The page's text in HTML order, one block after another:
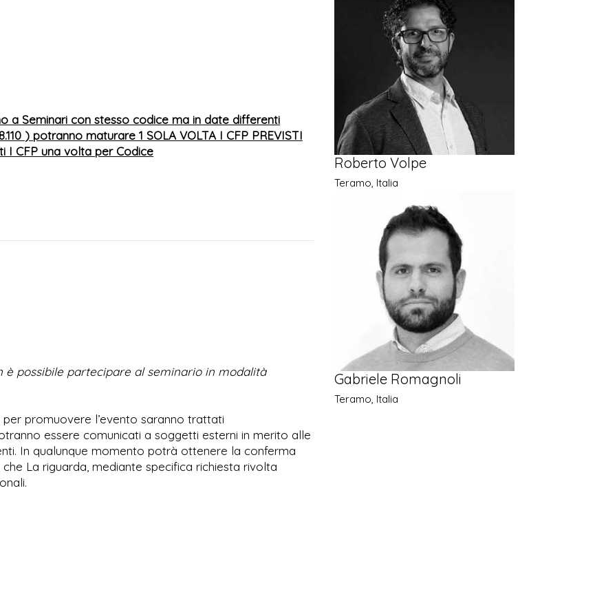
a Seminari con stesso codice ma in date differenti
) potranno maturare 1 SOLA VOLTA I CFP PREVISTI
I CFP una volta per Codice
possibile partecipare al seminario in modalità
promuovere l’evento saranno trattati
essere comunicati a soggetti esterni in merito alle
In qualunque momento potrà ottenere la conferma
La riguarda, mediante specifica richiesta rivolta
Roberto Volpe
Teramo, Italia
Gabriele Romagnoli
Teramo, Italia